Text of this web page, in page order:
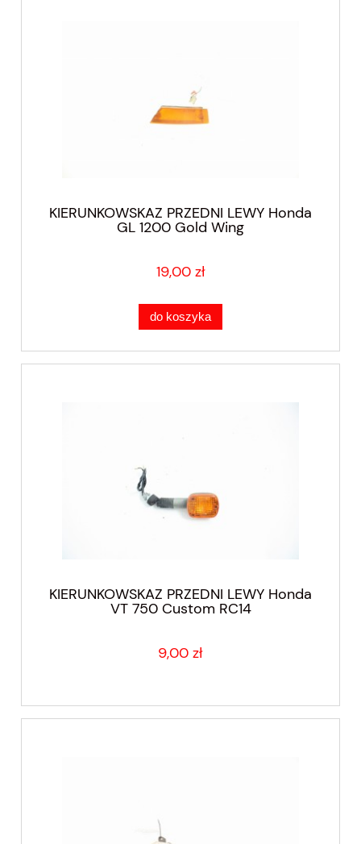
KIERUNKOWSKAZ PRZEDNI LEWY Honda
GL 1200 Gold Wing
19,00 zł
do koszyka
KIERUNKOWSKAZ PRZEDNI LEWY Honda
VT 750 Custom RC14
9,00 zł